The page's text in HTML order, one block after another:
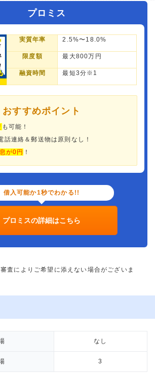
プロミス
実質年率 2.5%〜18.0%
限度額 最大800万円
融資時間 最短3分※1
おすすめポイント
も可能！
話連絡＆郵送物は原則なし！
が0円 ！
借入可能か1秒でわかる!!
プロミスの詳細はこちら
査によりご希望に添えない場合がございま
なし
3